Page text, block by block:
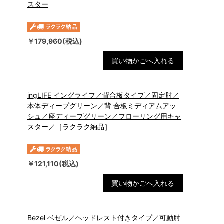
スター
￥179,960(税込)
買い物かごへ入れる
ingLIFE イングライフ／背合板タイプ／固定肘／
本体ディープグリーン／背 合板ミディアムアッ
シュ／座ディープグリーン／フローリング用キャ
スター／［ラクラク納品］
￥121,110(税込)
買い物かごへ入れる
Bezel ベゼル／ヘッドレスト付きタイプ／可動肘